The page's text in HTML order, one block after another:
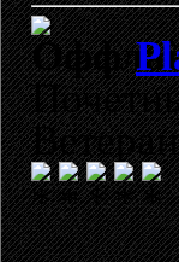
Ветеран